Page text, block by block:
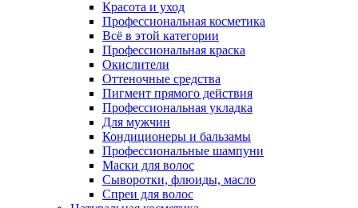
Красота и уход
Профессиональная косметика
Всё в этой категории
Профессиональная краска
Окислители
Оттеночные средства
Пигмент прямого действия
Профессиональная укладка
Для мужчин
Кондиционеры и бальзамы
Профессиональные шампуни
Маски для волос
Сыворотки, флюиды, масло
Спреи для волос